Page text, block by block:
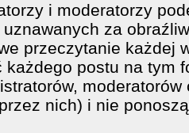
i moderatorzy
za
przeczytanie każdej
każdego postu na tym
nich) i nie